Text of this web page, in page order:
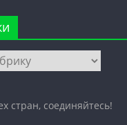
стран, соединяйтесь!